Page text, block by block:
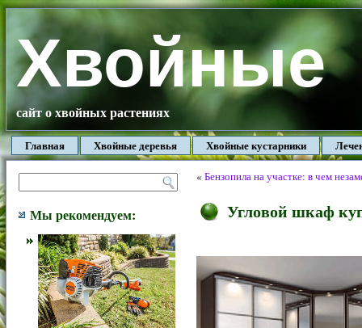
Хвойные
сайт о хвойных растениях
Главная Хвойные деревья Хвойные кустарники
Мы рекомендуем:
« Бензопила на участке: в чем
Угловой шкаф